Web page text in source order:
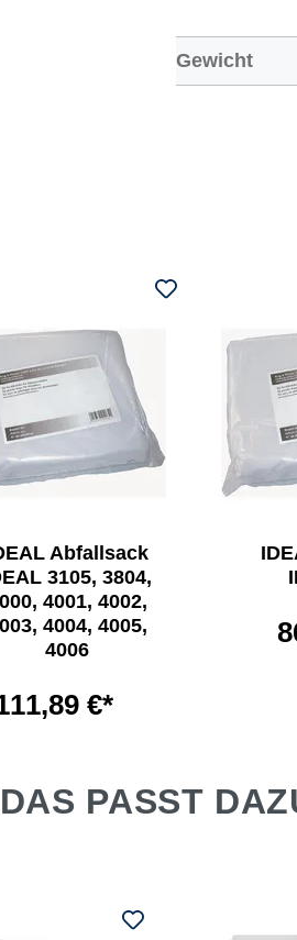
Gewicht
Abfallsack
3105, 3804,
4001, 4002,
4004, 4005,
4006
€*
PASST